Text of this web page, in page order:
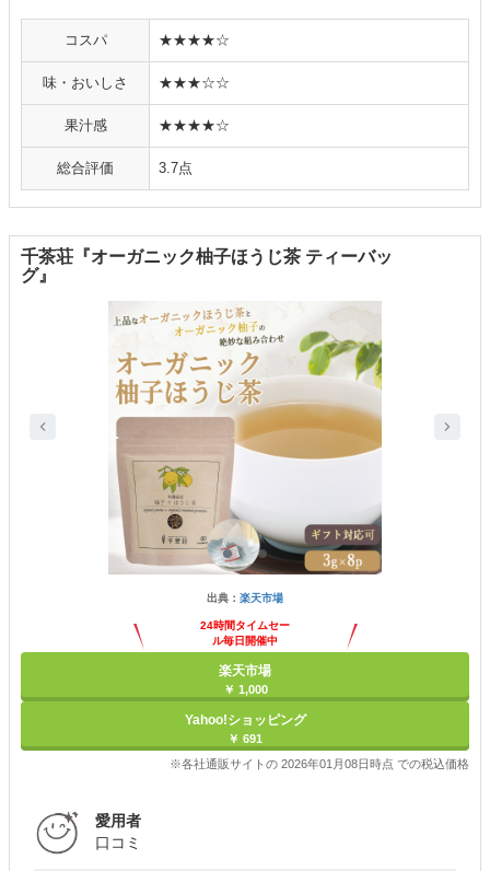
コスパ ★★★★☆
味・おいしさ ★★★☆☆
果汁感 ★★★★☆
総合評価 3.7点
千茶荘『オーガニック柚子ほうじ茶 ティーバッ
グ』
出典： 楽天市場
24時間タイムセー
ル毎日開催中
楽天市場
￥ 1,000
Yahoo!ショッピング
￥ 691
※各社通販サイトの 2026年01月08日時点 での税込価格
愛用者
口コミ